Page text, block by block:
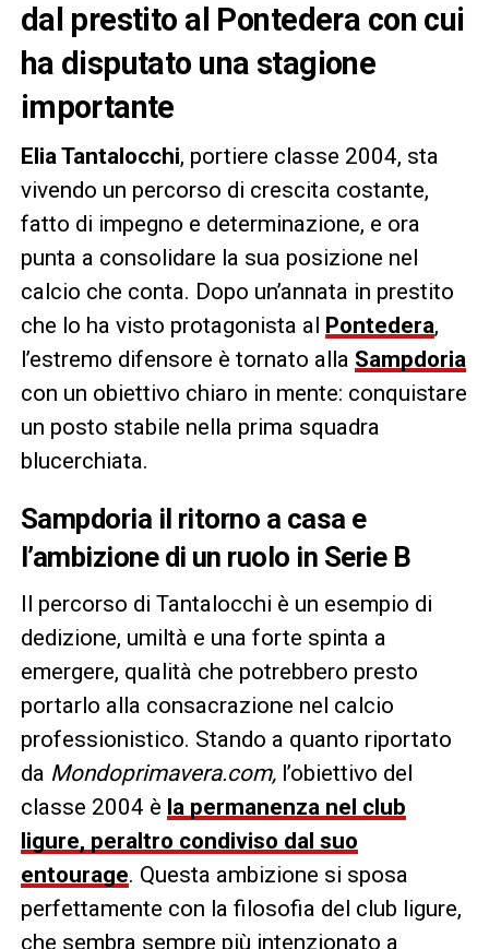
dal prestito al Pontedera con cui
ha disputato una stagione
importante
Elia Tantalocchi, portiere classe 2004, sta
vivendo un percorso di crescita costante,
fatto di impegno e determinazione, e ora
punta a consolidare la sua posizione nel
calcio che conta. Dopo un’annata in prestito
che lo ha visto protagonista al Pontedera,
l’estremo difensore è tornato alla Sampdoria
con un obiettivo chiaro in mente: conquistare
un posto stabile nella prima squadra
blucerchiata.
Sampdoria il ritorno a casa e
l’ambizione di un ruolo in Serie B
Il percorso di Tantalocchi è un esempio di
dedizione, umiltà e una forte spinta a
emergere, qualità che potrebbero presto
portarlo alla consacrazione nel calcio
professionistico. Stando a quanto riportato
da Mondoprimavera.com,l’obiettivo del
classe 2004 è la permanenza nel club
ligure, peraltro condiviso dal suo
entourage. Questa ambizione si sposa
perfettamente con la filosofia del club ligure,
che sembra sempre più intenzionato a